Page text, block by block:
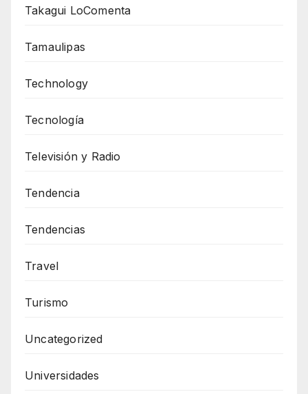
Takagui LoComenta
Tamaulipas
Technology
Tecnología
Televisión y Radio
Tendencia
Tendencias
Travel
Turismo
Uncategorized
Universidades